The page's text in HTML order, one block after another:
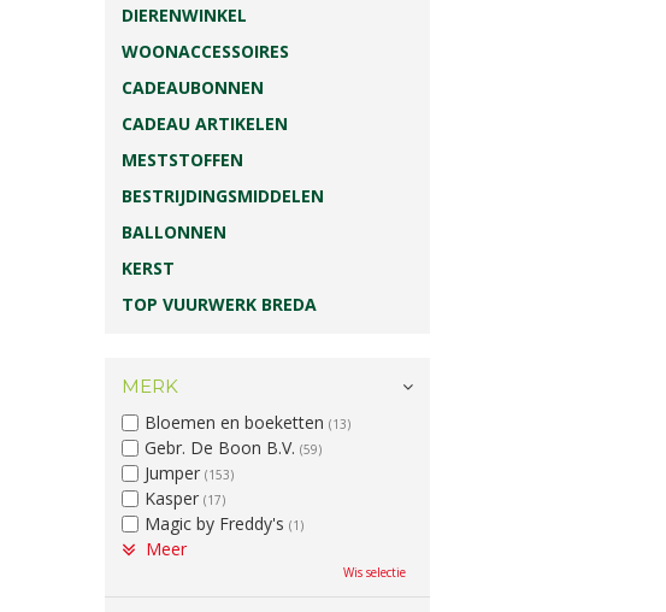
DIERENWINKEL
WOONACCESSOIRES
CADEAUBONNEN
CADEAU ARTIKELEN
MESTSTOFFEN
BESTRIJDINGSMIDDELEN
BALLONNEN
KERST
TOP VUURWERK BREDA
MERK
Bloemen en boeketten (13)
Gebr. De Boon B.V. (59)
Jumper (153)
Kasper (17)
Magic by Freddy's (1)
Meer
Wis selectie